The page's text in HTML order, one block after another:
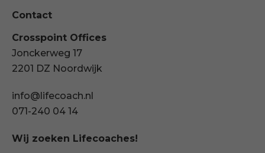
Contact
Crosspoint Offices
Jonckerweg 17
2201 DZ Noordwijk
info@lifecoach.nl
071-240 04 14
Wij zoeken Lifecoaches!